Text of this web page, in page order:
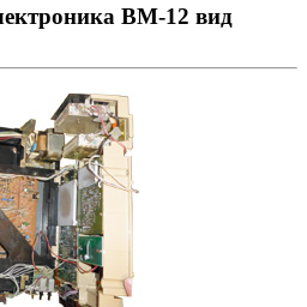
ВМ-12 вид